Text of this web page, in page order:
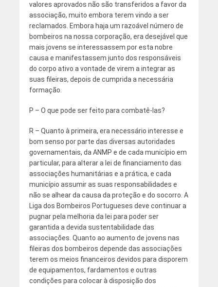
valores aprovados não são transferidos a favor da
associação, muito embora terem vindo a ser
reclamados. Embora haja um razoável número de
bombeiros na nossa corporação, era desejável que
mais jovens se interessassem por esta nobre
causa e manifestassem junto dos responsáveis
do corpo ativo a vontade de virem a integrar as
suas fileiras, depois de cumprida a necessária
formação.
P – O que pode ser feito para combatê-las?
R – Quanto à primeira, era necessário interesse e
bom senso por parte das diversas autoridades
governamentais, da ANMP e de cada município em
particular, para alterar a lei de financiamento das
associações humanitárias e a prática, e cada
município assumir as suas responsabilidades e
não se alhear da causa da proteção e do socorro. A
Liga dos Bombeiros Portugueses deve continuar a
pugnar pela melhoria da lei para poder ser
garantida a devida sustentabilidade das
associações. Quanto ao aumento de jovens nas
fileiras dos bombeiros depende das associações
terem os meios financeiros devidos para disporem
de equipamentos, fardamentos e outras
condições para colocar à disposição dos